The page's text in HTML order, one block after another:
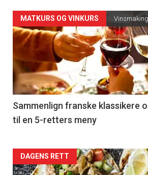
Forsiden
akkurat
nå
-
5
MATKURS OG VINKURS
Sammenlign franske klassikere
til en 5-retters meny
Forsiden
DAGENS RETT